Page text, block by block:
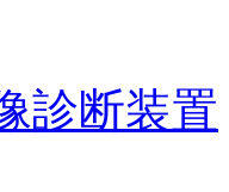
診断装置